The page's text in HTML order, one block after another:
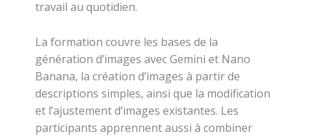
travail au quotidien.
La formation couvre les bases de la
génération d’images avec Gemini et Nano
Banana, la création d’images à partir de
descriptions simples, ainsi que la modification
et l’ajustement d’images existantes. Les
participants apprennent aussi à combiner